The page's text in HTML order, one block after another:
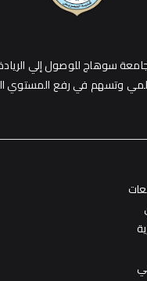
سوهاج للوصول إلي
وتسهم في رفع المستوي